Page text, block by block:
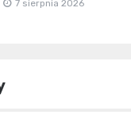
7 sierpnia 2026